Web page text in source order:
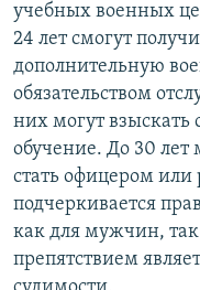
учебных военных
24 лет смогут
дополнительную
обязательством
них могут взыскать
обучение. До 30 лет
стать офицером или
подчеркивается
как для мужчин,
препятствием